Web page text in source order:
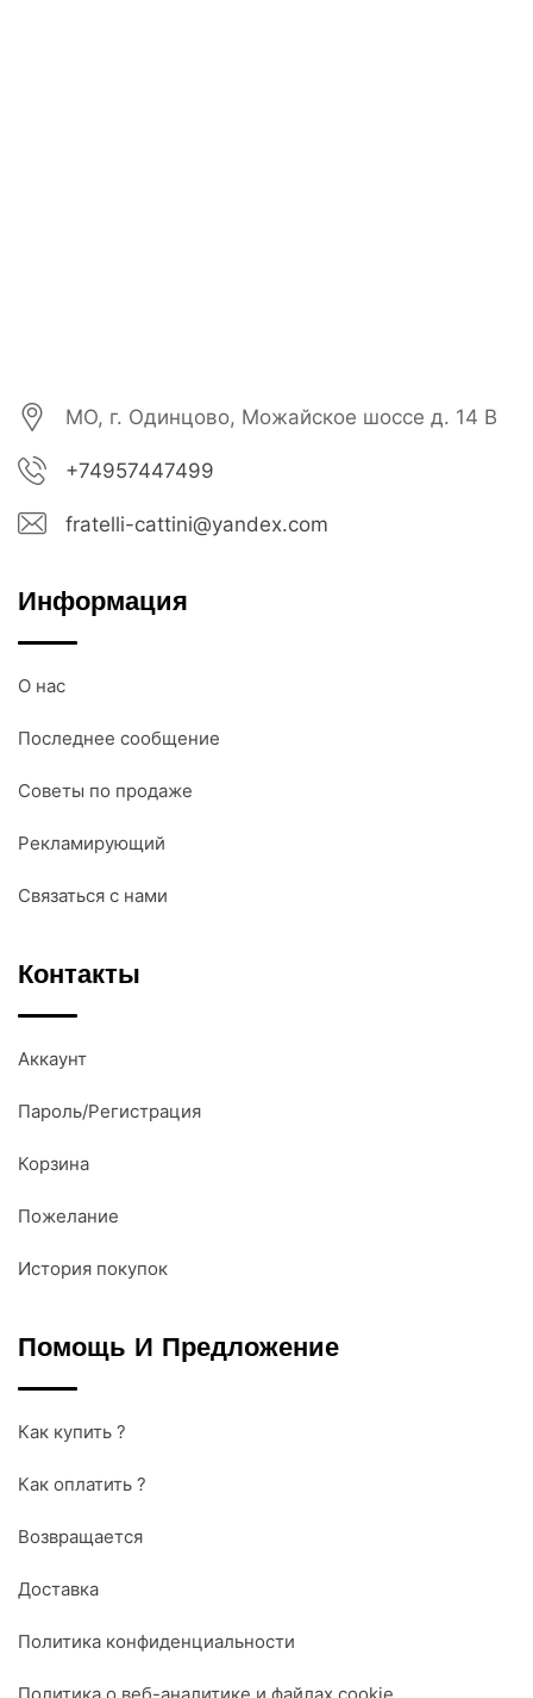
МО, г. Одинцово, Можайское шоссе д. 14 В
+74957447499
fratelli-cattini@yandex.com
Информация
О нас
Последнее сообщение
Советы по продаже
Рекламирующий
Связаться с нами
Контакты
Аккаунт
Пароль/Регистрация
Корзина
Пожелание
История покупок
Помощь И Предложение
Как купить ?
Как оплатить ?
Возвращается
Доставка
Политика конфиденциальности